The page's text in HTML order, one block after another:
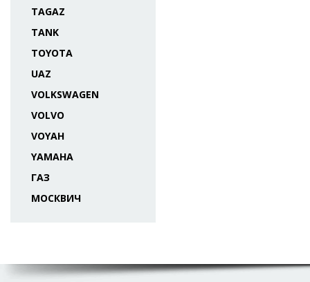
TAGAZ
TANK
TOYOTA
UAZ
VOLKSWAGEN
VOLVO
VOYAH
YAMAHA
ГАЗ
МОСКВИЧ